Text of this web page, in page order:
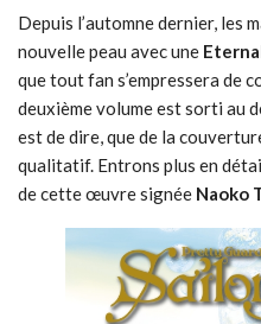
Depuis l’automne dernier, les
nouvelle peau avec une
que tout fan s’empressera de
deuxième volume est sorti au
est de dire, que de la
qualitatif. Entrons plus en
de cette œuvre signée Naoko